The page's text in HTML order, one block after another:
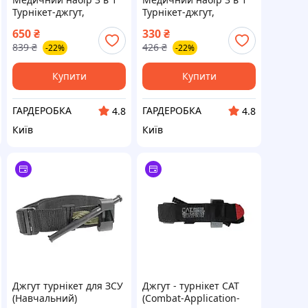
Турнікет-джгут,
маленькі тактичні
медичні ножиці EMT
піксель ВТ5409
650₴
839 ₴ -22%
Купити
ГАРДЕРОБКА
4.8
Київ
Турнікет-джгут,
маленькі тактичні
медичні ножиці EMT
олива ВТ5411
330₴
426 ₴ -22%
Купити
ГАРДЕРОБКА
4.8
Київ
Джгут турнікет для ЗСУ
(Навчальний)
Джгут - турнікет CAT
(Combat-Application-